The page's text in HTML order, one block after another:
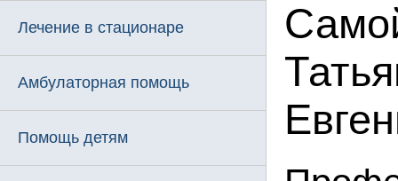
Лечение в стационаре
Амбулаторная помощь
Помощь детям